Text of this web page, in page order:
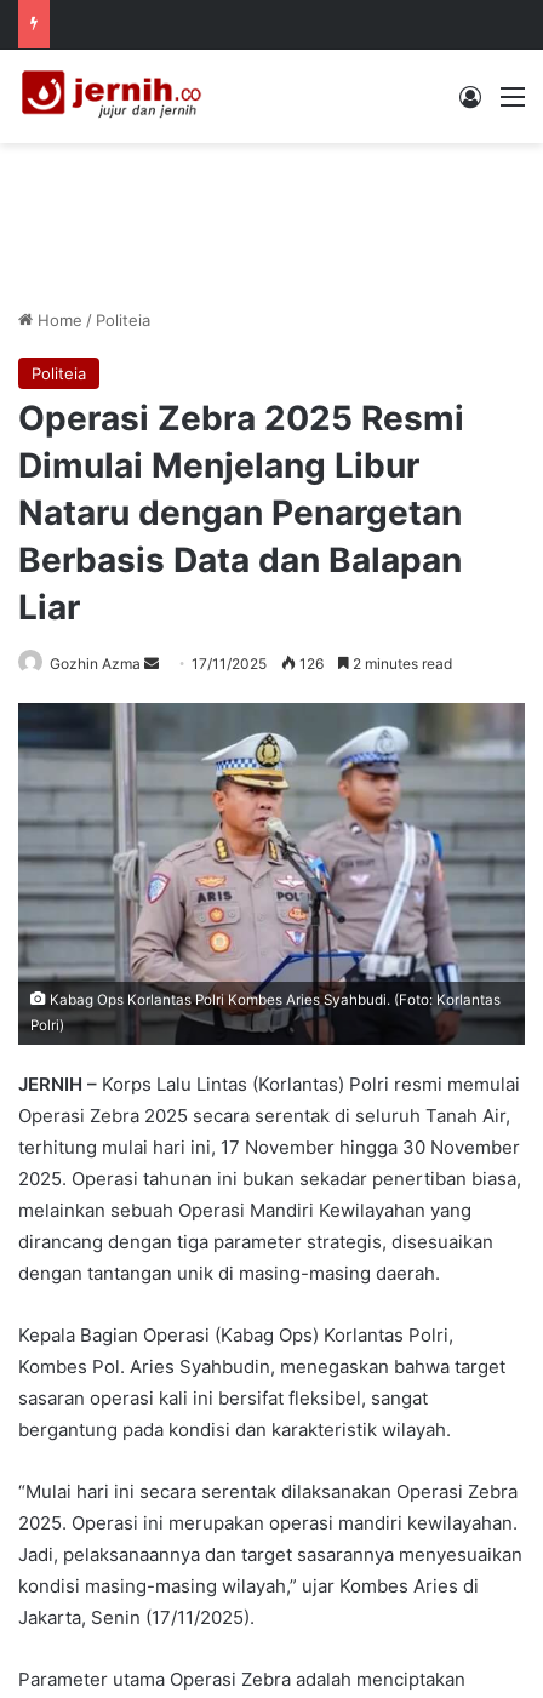
Log In
Home / Politeia
Politeia
Operasi Zebra 2025 Resmi
Dimulai Menjelang Libur
Nataru dengan Penargetan
Berbasis Data dan Balapan
Liar
Gozhin Azma
Send17/11/2025 126 2 minutes read
Kabag Ops Korlantas Polri Kombes Aries Syahbudi. (Foto: Korlantas
Polri)
JERNIH – Korps Lalu Lintas (Korlantas) Polri resmi memulai
Operasi Zebra 2025 secara serentak di seluruh Tanah Air,
terhitung mulai hari ini, 17 November hingga 30 November
2025. Operasi tahunan ini bukan sekadar penertiban biasa,
melainkan sebuah Operasi Mandiri Kewilayahan yang
dirancang dengan tiga parameter strategis, disesuaikan
dengan tantangan unik di masing-masing daerah.
Kepala Bagian Operasi (Kabag Ops) Korlantas Polri,
Kombes Pol. Aries Syahbudin, menegaskan bahwa target
sasaran operasi kali ini bersifat fleksibel, sangat
bergantung pada kondisi dan karakteristik wilayah.
“Mulai hari ini secara serentak dilaksanakan Operasi Zebra
2025. Operasi ini merupakan operasi mandiri kewilayahan.
Jadi, pelaksanaannya dan target sasarannya menyesuaikan
kondisi masing-masing wilayah,” ujar Kombes Aries di
Jakarta, Senin (17/11/2025).
Parameter utama Operasi Zebra adalah menciptakan